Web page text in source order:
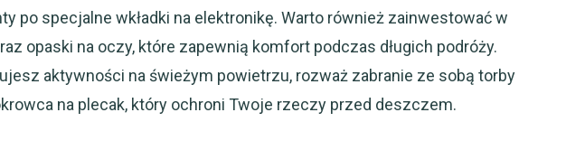
po specjalne wkładki na elektronikę. Warto również zainwestować w
opaski na oczy, które zapewnią komfort podczas długich podróży.
aktywności na świeżym powietrzu, rozważ zabranie ze sobą torby
na plecak, który ochroni Twoje rzeczy przed deszczem.